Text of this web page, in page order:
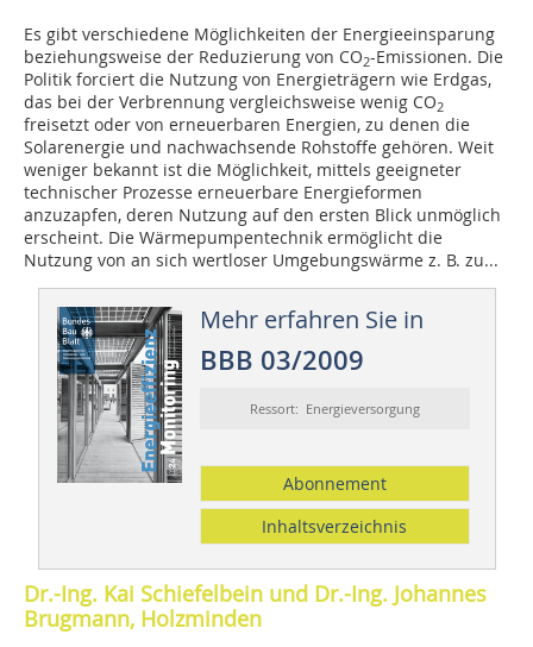
Es gibt verschiedene Möglichkeiten der Energieeinsparung
beziehungsweise der Reduzierung von CO2-Emissionen. Die
Politik forciert die Nutzung von Energieträgern wie Erdgas,
das bei der Verbrennung vergleichsweise wenig CO2
freisetzt oder von erneuerbaren Energien, zu denen die
Solarenergie und nachwachsende Rohstoffe gehören. Weit
weniger bekannt ist die Möglichkeit, mittels geeigneter
technischer Prozesse erneuerbare Energieformen
anzuzapfen, deren Nutzung auf den ersten Blick unmöglich
erscheint. Die Wärmepumpentechnik ermöglicht die
Nutzung von an sich wertloser Umgebungswärme z. B. zu...
Mehr erfahren Sie in
BBB 03/2009
Ressort: Energieversorgung
Abonnement
Inhaltsverzeichnis
Dr.-Ing. Kai Schiefelbein und Dr.-Ing. Johannes
Brugmann, Holzminden